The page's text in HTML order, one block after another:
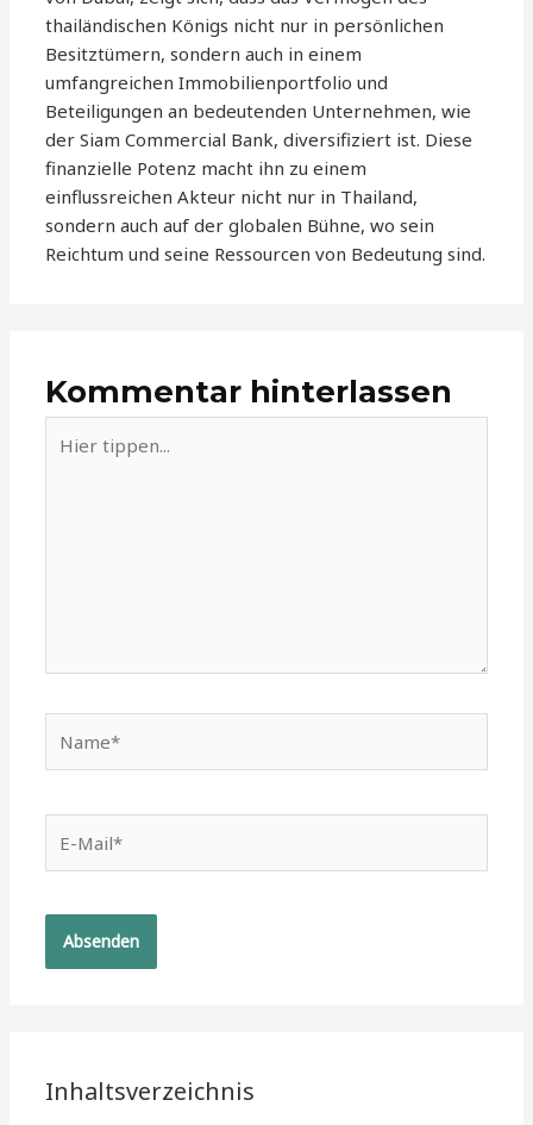
thailändischen Königs nicht nur in persönlichen
Besitztümern, sondern auch in einem
umfangreichen Immobilienportfolio und
Beteiligungen an bedeutenden Unternehmen, wie
der Siam Commercial Bank, diversifiziert ist. Diese
finanzielle Potenz macht ihn zu einem
einflussreichen Akteur nicht nur in Thailand,
sondern auch auf der globalen Bühne, wo sein
Reichtum und seine Ressourcen von Bedeutung sind.
Kommentar hinterlassen
tippen...
Mail*
Inhaltsverzeichnis